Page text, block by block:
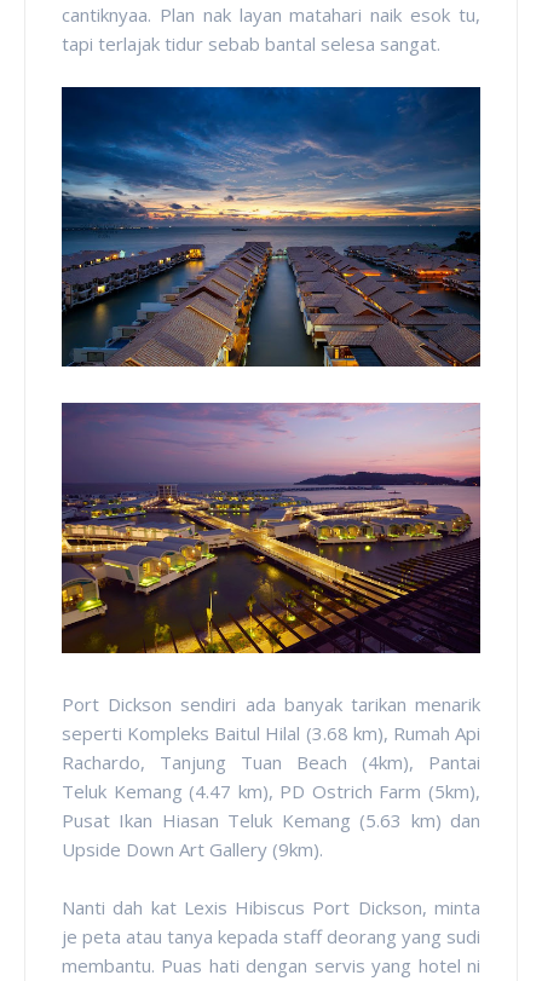
cantiknyaa. Plan nak layan matahari naik esok tu,
tapi terlajak tidur sebab bantal selesa sangat.
Port Dickson sendiri ada banyak tarikan menarik
seperti Kompleks Baitul Hilal (3.68 km), Rumah Api
Rachardo, Tanjung Tuan Beach (4km), Pantai
Teluk Kemang (4.47 km), PD Ostrich Farm (5km),
Pusat Ikan Hiasan Teluk Kemang (5.63 km) dan
Upside Down Art Gallery (9km).
Nanti dah kat Lexis Hibiscus Port Dickson, minta
je peta atau tanya kepada staff deorang yang sudi
membantu. Puas hati dengan servis yang hotel ni